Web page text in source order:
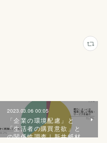
2023.03.06 00:05
「企業の環境配慮」と
「⽣活者の購買意欲」と
の関係性調査｜新井紙材